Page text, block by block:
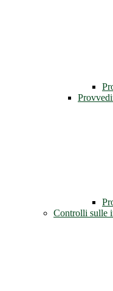
Controlli sulle